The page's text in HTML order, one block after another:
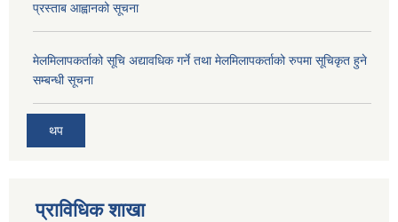
प्रस्ताब आह्वानको सूचना
मेलमिलापकर्ताको सूचि अद्यावधिक गर्ने तथा मेलमिलापकर्ताको रुपमा सूचिकृत हुने
सम्बन्धी सूचना
थप
प्राविधिक शाखा